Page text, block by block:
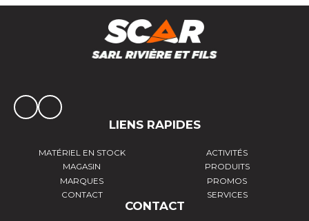
LIENS RAPIDES
MATÉRIEL EN STOCK
ACTIVITÉS
MAGASIN
PRODUITS
MARQUES
PROMOS
CONTACT
SERVICES
CONTACT